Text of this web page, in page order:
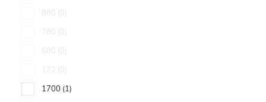
880
0
780
0
680
0
0
1700 1